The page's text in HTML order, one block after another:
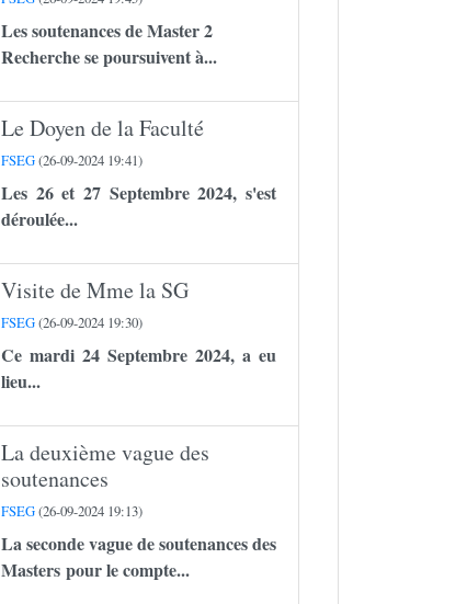
Les soutenances de Master 2
Recherche se poursuivent à...
Le Doyen de la Faculté
FSEG(26-09-2024 19:41)
Les 26 et 27 Septembre 2024, s'est
déroulée...
Visite de Mme la SG
FSEG(26-09-2024 19:30)
Ce mardi 24 Septembre 2024, a eu
lieu...
La deuxième vague des
soutenances
FSEG(26-09-2024 19:13)
La seconde vague de soutenances des
Masters pour le compte...